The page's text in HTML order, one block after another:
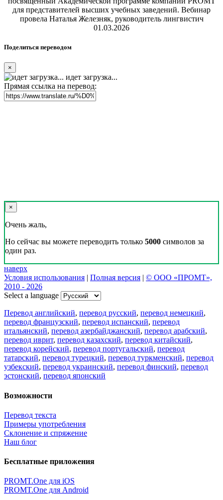
Цифровая эволюция перевода: как вузам бесплатно получить
CAT-систему PROMT Translation Factory
18 февраля 2026 года прошел очередной вебинар,
посвященный Академической программе компании PROMT
для представителей высших учебных заведений. Вебинар
провела Наталья Железняк, руководитель лингвистич
01.03.2026
Поделиться переводом
×
идет загрузка...